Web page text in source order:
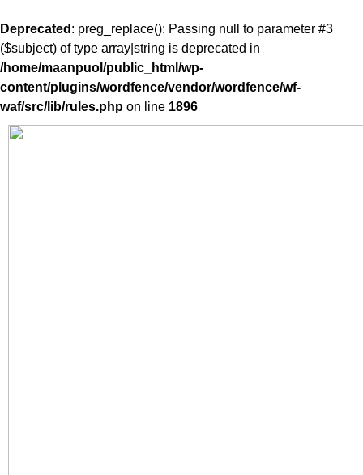
Deprecated : preg_replace(): Passing null to parameter #3
($subject) of type array|string is deprecated in
/home/maanpuol/public_html/wp-
content/plugins/wordfence/vendor/wordfence/wf-
waf/src/lib/rules.php on line 1896